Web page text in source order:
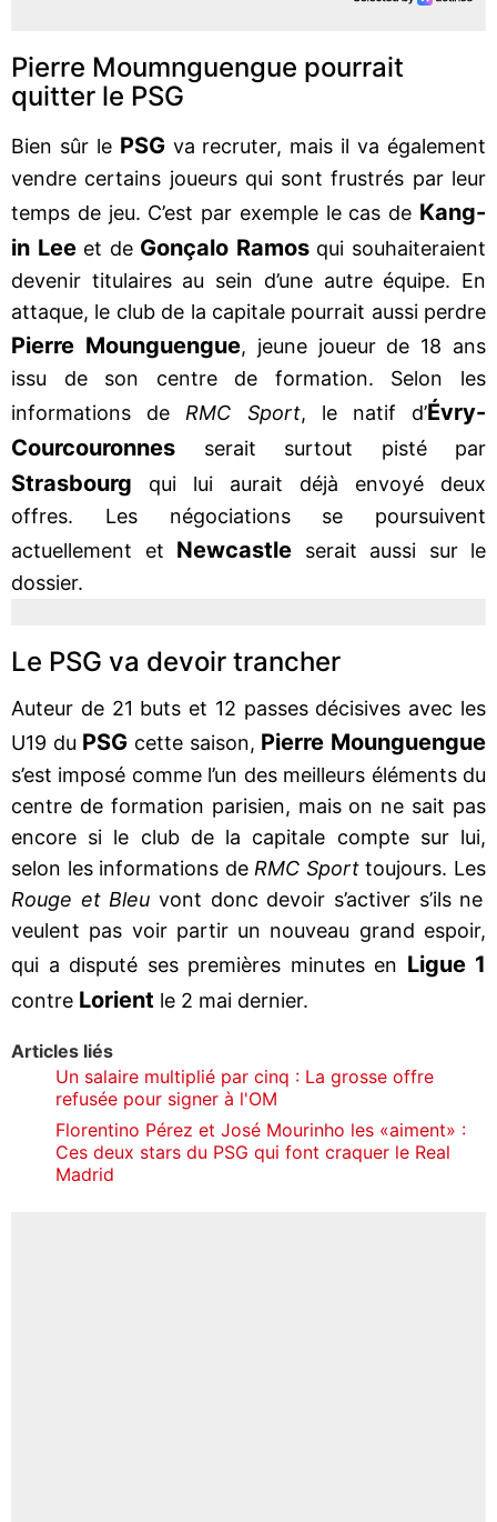
Pierre Moumnguengue pourrait
quitter le PSG
Bien sûr le PSGva recruter, mais il va également
vendre certains joueurs qui sont frustrés par leur
temps de jeu. C’est par exemple le cas de Kang-
in Leeet de Gonçalo Ramos qui souhaiteraient
devenir titulaires au sein d’une autre équipe. En
attaque, le club de la capitale pourrait aussi perdre
Pierre Mounguengue, jeune joueur de 18 ans
issu de son centre de formation. Selon les
informations de RMC Sport, le natif d’Évry-
Courcouronnes serait surtout pisté par
Strasbourg qui lui aurait déjà envoyé deux
offres. Les négociations se poursuivent
actuellement et Newcastle serait aussi sur le
dossier.
Le PSG va devoir trancher
Auteur de 21 buts et 12 passes décisives avec les
U19 du PSG cette saison, Pierre Mounguengue
s’est imposé comme l’un des meilleurs éléments du
centre de formation parisien, mais on ne sait pas
encore si le club de la capitale compte sur lui,
selon les informations de RMC Sporttoujours. Les
Rouge et Bleu vont donc devoir s’activer s’ils ne
veulent pas voir partir un nouveau grand espoir,
qui a disputé ses premières minutes en Ligue 1
contre Lorient le 2 mai dernier.
Articles liés
Un salaire multiplié par cinq : La grosse offre
refusée pour signer à l'OM
Florentino Pérez et José Mourinho les «aiment» :
Ces deux stars du PSG qui font craquer le Real
Madrid